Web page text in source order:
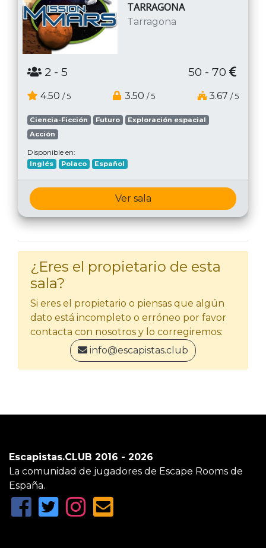
TARRAGONA
Tarragona
2 - 5 50 - 70
4.50 / 5 3.50 / 5 3.67 / 5
Ciencia-Ficción Futuro
Exploración espacial
Acción
Disponible en:
Inglés Polaco Español
Ver sala
¿Eres el propietario de esta
sala?
Si eres el propietario o piensas que algún
dato está incompleto o erróneo por favor
contacta con nosotros y lo corregiremos:
info@escapistas.club
Escapistas.CLUB 2016 - 2026
La comunidad de jugadores de Escape Rooms de
España.